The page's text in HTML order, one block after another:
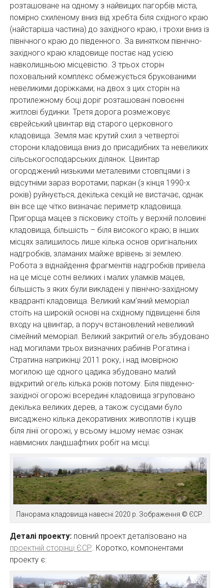
розташоване на одному з найвищих пагорбів міста,
помірно схиленому вниз від хребта біля східного краю
(найстаріша частина) до західного краю, і трохи вниз із
північного краю до південного. За винятком північно-
західного краю кладовище постає над усією
навколишньою місцевістю. З трьох сторін
поховальний комплекс обмежується брукованими
невеликими доріжками; на двох з цих сторін на
протилежному боці доріг розташовані повоєнні
житлові будинки. Третя дорога розмежовує
єврейський цвинтар від старого церковного
кладовища. Земля має крутий схил з четвертої
сторони кладовища вниз до присадибних та невеликих
сільськогосподарських ділянок. Цвинтар
огороджений низькими металевими стовпцями і з
відсутніми зараз воротами; паркан (з кінця 1990-х
років) руйнується, декілька секцій не вистачає, однак
він все ще чітко визначає периметр кладовища.
Пригорща мацев з пісковику стоїть у верхній половині
кладовища, більшість – біля високого краю; в інших
місцях залишилось лише кілька основ оригінальних
надгробків, зламаних майже врівень зі землею.
Робота з віднайдення фрагментів надгробків привела
на це місце сотні великих і малих уламків мацев,
більшість з яких були викладені у північно-західному
квадранті кладовища. Великий кам’яний меморіал
стоїть на широкій основі на східному підвищенні біля
входу на цвинтар, а поруч встановлений невеликий
сімейний меморіал. Великий закритий огель збудовано
над могилами трьох визначних рабинів Рогатина і
Стратина наприкінці 2011 року, і над імовірною
могилою ще одного цадика збудовано малий
відкритий огель кілька років потому. Біля південно-
західної огорожі всередині кладовища згруповано
декілька великих дерев, а також сусідами було
висаджено кілька декоративних живоплотів і кущів
біля лінії огорожі, у всьому іншому немає ознак
навмисних ландшафтних робіт на місці.
Панорама кладовища навесні 2020 р. Зображення © ЄСР.
Деталі проекту: повний проект деталізовано на
проектній сторінці ЄСР. Коротко, компонентами
проекту є: